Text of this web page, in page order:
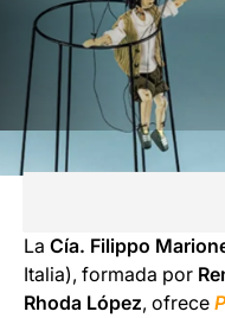
LaCía. Filippo
Italia), formada por
Rhoda López, ofrece